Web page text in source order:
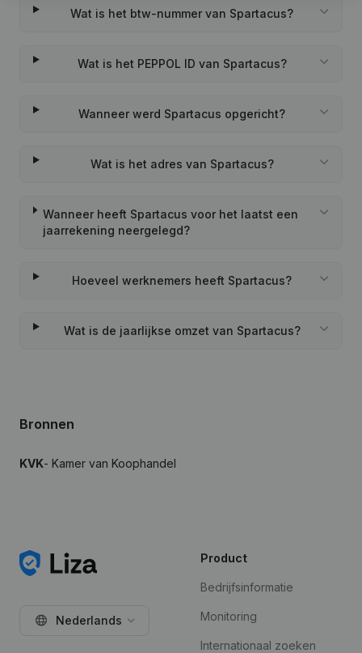
Wat is het btw-nummer van Spartacus?
Wat is het PEPPOL ID van Spartacus?
Wanneer werd Spartacus opgericht?
Wat is het adres van Spartacus?
Wanneer heeft Spartacus voor het laatst een
jaarrekening neergelegd?
Hoeveel werknemers heeft Spartacus?
Wat is de jaarlijkse omzet van Spartacus?
Bronnen
KVK- Kamer van Koophandel
Nederlands
Product
Bedrijfsinformatie
Monitoring
Internationaal zoeken